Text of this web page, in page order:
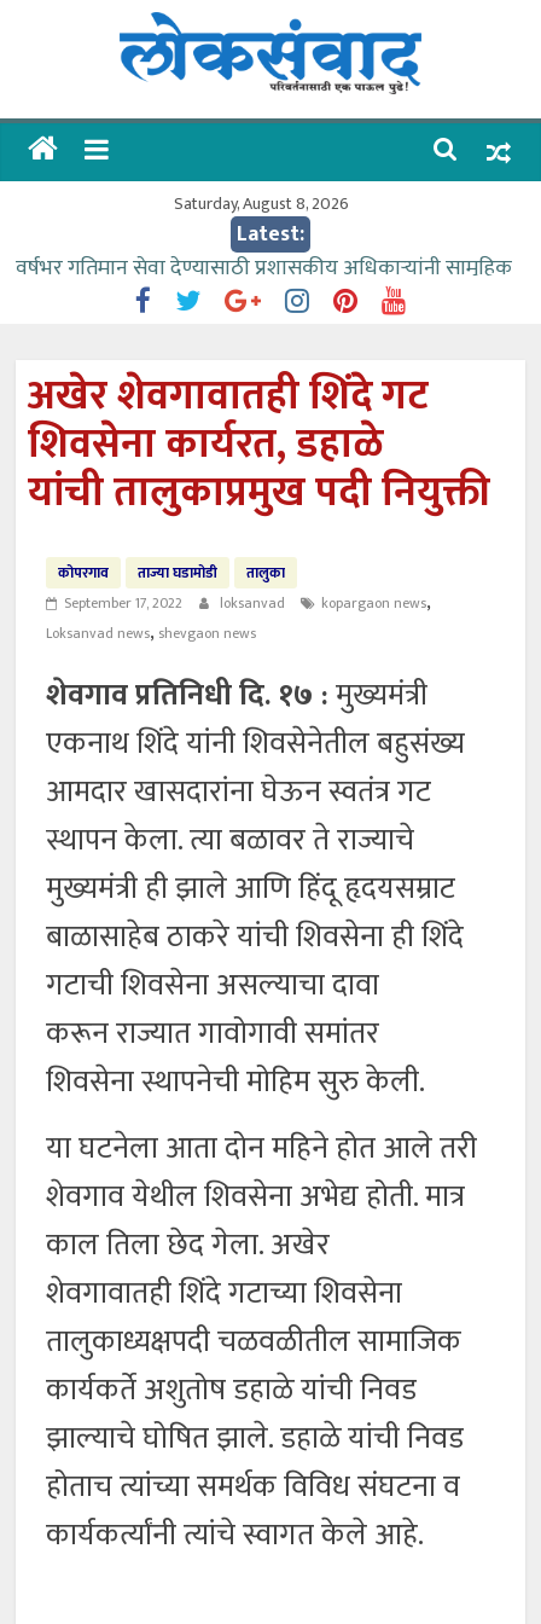
लोकसंवाद
ताज्या
Saturday, August 8, 2026
Latest:
वर्षभर गतिमान सेवा देण्यासाठी प्रशासकीय अधिकाऱ्यांनी सामुहिक
प्रयत्न करावे – आमदार काळे
आत्मामालिक गुरूकूलाचे २२८ विद्यार्थी शिष्यवृत्तीस पात्र
ईच्छा आणि मेहनतीच्या बळावर यश मिळवता येते – शिवप्रसाद
पंडोरे
आमदार आशुतोष काळे यांचा वाढदिवस विविध सामाजिक
अखेर शेवगावातही शिंदे गट
शिवसेना कार्यरत, डहाळे
यांची तालुकाप्रमुख पदी नियुक्ती
कोपरगाव ताज्या घडामोडी
तालुका
September 17, 2022
loksanvad kopargaon news,
Loksanvad news, shevgaon news
शेवगाव प्रतिनिधी दि. १७ :मुख्यमंत्री
एकनाथ शिंदे यांनी शिवसेनेतील बहुसंख्य
आमदार खासदारांना घेऊन स्वतंत्र गट
स्थापन केला. त्या बळावर ते राज्याचे
मुख्यमंत्री ही झाले आणि हिंदू हृदयसम्राट
बाळासाहेब ठाकरे यांची शिवसेना ही शिंदे
गटाची शिवसेना असल्याचा दावा
करून राज्यात गावोगावी समांतर
शिवसेना स्थापनेची मोहिम सुरु केली.
या घटनेला आता दोन महिने होत आले तरी
शेवगाव येथील शिवसेना अभेद्य होती. मात्र
काल तिला छेद गेला. अखेर
शेवगावातही शिंदे गटाच्या शिवसेना
तालुकाध्यक्षपदी चळवळीतील सामाजिक
कार्यकर्ते अशुतोष डहाळे यांची निवड
झाल्याचे घोषित झाले. डहाळे यांची निवड
होताच त्यांच्या समर्थक विविध संघटना व
कार्यकर्त्यांनी त्यांचे स्वागत केले आहे.